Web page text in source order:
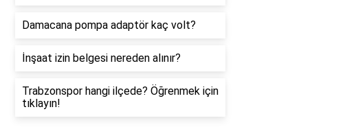
Damacana pompa adaptör kaç volt?
İnşaat izin belgesi nereden alınır?
Trabzonspor hangi ilçede? Öğrenmek için
tıklayın!